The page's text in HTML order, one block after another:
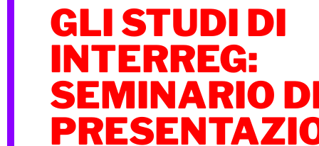
GLI STUDI DI
INTERREG:
SEMINARIO